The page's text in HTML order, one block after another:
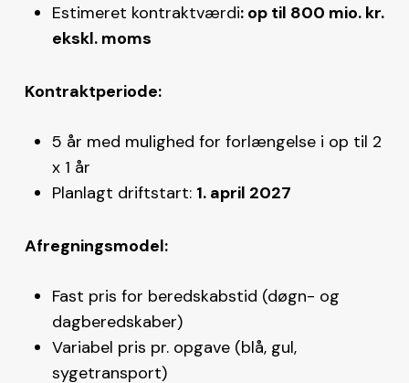
Estimeret kontraktværdi: op til 800 mio. kr.
ekskl. moms
Kontraktperiode:
5 år med mulighed for forlængelse i op til 2
x 1 år
Planlagt driftstart: 1. april 2027
Afregningsmodel:
Fast pris for beredskabstid (døgn- og
dagberedskaber)
Variabel pris pr. opgave (blå, gul,
sygetransport)